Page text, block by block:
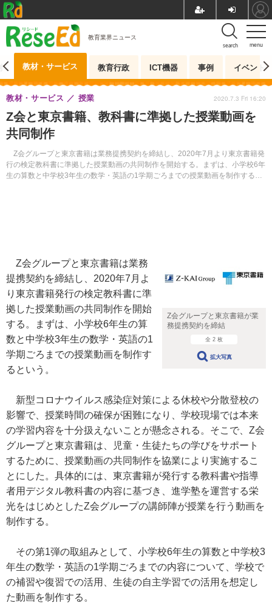
menu
search
教育業界ニュース
教材・サービス 教育行政 ICT機器 事例 イベント
Z会と東京書籍、教科書に準拠した授業動画を
共同制作
Z会グループと東京書籍は業務提携契約を締結し、2020年7月より東京書籍発
行の検定教科書に準拠した授業動画の共同制作を開始する。まずは、小学校6年
生の算数と中学校3年生の数学・英語の1学期ごろまでの授業動画を制作すると
教材・サービス 授業 2020.7.3 Fri 16:20
Z会グループと東京書籍が業
務提携契約を締結
全 2 枚
拡大写真
Z会グループと東京書籍は業務
提携契約を締結し、2020年7月よ
り東京書籍発行の検定教科書に準
拠した授業動画の共同制作を開始
する。まずは、小学校6年生の算
数と中学校3年生の数学・英語の1
学期ごろまでの授業動画を制作す
るという。
新型コロナウイルス感染症対策による休校や分散登校の
影響で、授業時間の確保が困難になり、学校現場では本来
の学習内容を十分扱えないことが懸念される。そこで、Z会
グループと東京書籍は、児童・生徒たちの学びをサポート
するために、授業動画の共同制作を協業により実施するこ
とにした。具体的には、東京書籍が発行する教科書や指導
者用デジタル教科書の内容に基づき、進学塾を運営する栄
光をはじめとしたZ会グループの講師陣が授業を行う動画を
制作する。
その第1弾の取組みとして、小学校6年生の算数と中学校3
年生の数学・英語の1学期ごろまでの内容について、学校で
の補習や復習での活用、生徒の自主学習での活用を想定し
た動画を制作する。